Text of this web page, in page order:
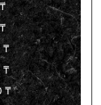
₸
₸
₸